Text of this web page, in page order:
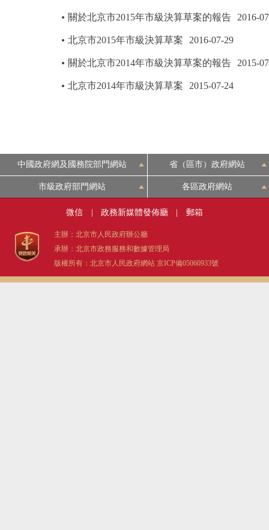
ESPAÑOL
關於北京市2015年市級決算草案的報告 2016-
北京市2015年市級決算草案 2016-07-29
關於北京市2014年市級決算草案的報告 2015-
北京市2014年市級決算草案 2015-07-24
中國政府網及國務院部門網站 省（區市）政府網站
市級政府部門網站 各區政府網站
微信 政務新媒體發佈廳 郵箱
主辦：北京市人民政府辦公廳
承辦：北京市政務服務和數據管理局
版權所有：北京市人民政府網站 京ICP備05060933號